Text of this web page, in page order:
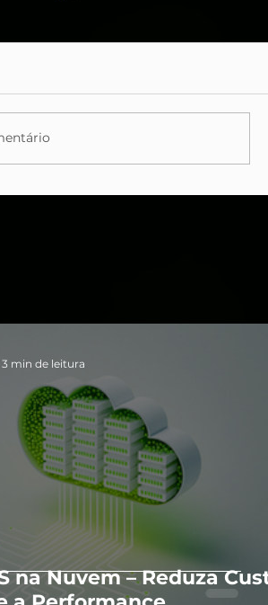
na Nuvem – Reduza
3 min de leitura